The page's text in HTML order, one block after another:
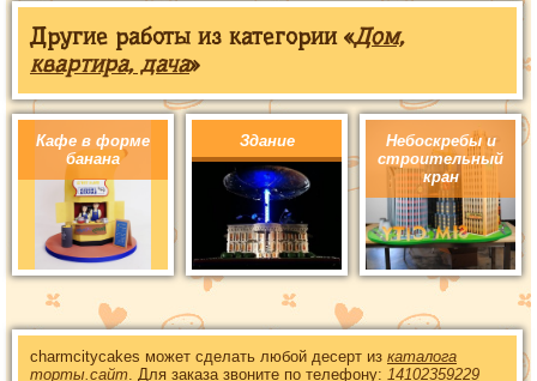
Другие работы из категории «Дом,
квартира, дача»
Кафе в форме
банана
Здание
Небоскребы и
строительный
кран
charmcitycakes может сделать любой десерт из каталога
торты.сайт . Для заказа звоните по телефону: 14102359229